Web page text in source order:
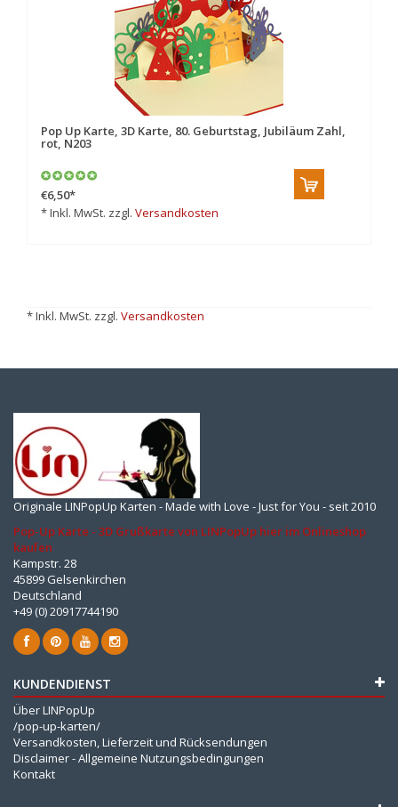
Pop Up Karte, 3D Karte, 80. Geburtstag, Jubiläum Zahl,
rot, N203
€6,50*
* Inkl. MwSt. zzgl. Versandkosten
* Inkl. MwSt. zzgl. Versandkosten
Originale LINPopUp Karten - Made with Love - Just for You - seit 2010
Pop-Up Karte - 3D Grußkarte von LINPopUp hier im Onlineshop
kaufen
Kampstr. 28
45899 Gelsenkirchen
Deutschland
+49 (0) 20917744190
KUNDENDIENST
Über LINPopUp
/pop-up-karten/
Versandkosten, Lieferzeit und Rücksendungen
Disclaimer - Allgemeine Nutzungsbedingungen
Kontakt